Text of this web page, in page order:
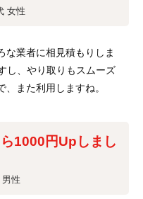
女性
な業者に相見積もりしま
し、やり取りもスムーズ
また利用しますね。
1000円Upしまし
性